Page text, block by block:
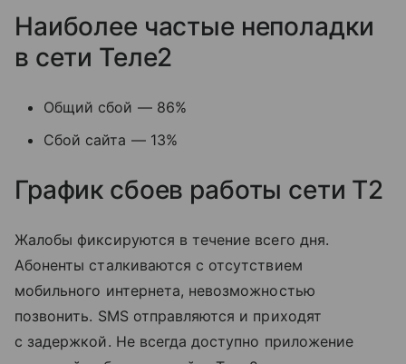
Наиболее частые неполадки
в сети Теле2
Общий сбой — 86%
Сбой сайта — 13%
График сбоев работы сети T2
Жалобы фиксируются в течение всего дня.
Абоненты сталкиваются с отсутствием
мобильного интернета, невозможностью
позвонить. SMS отправляются и приходят
с задержкой. Не всегда доступно приложение